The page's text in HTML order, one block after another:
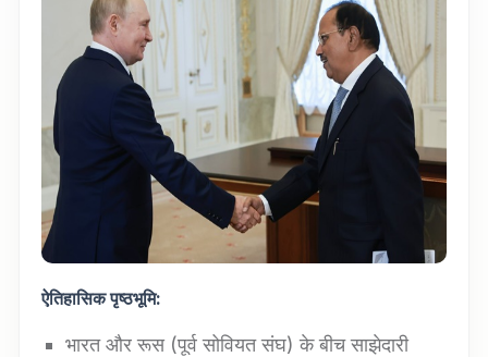
ऐतिहासिक पृष्ठभूमि:
भारत और रूस (पूर्व सोवियत संघ) के बीच साझेदारी